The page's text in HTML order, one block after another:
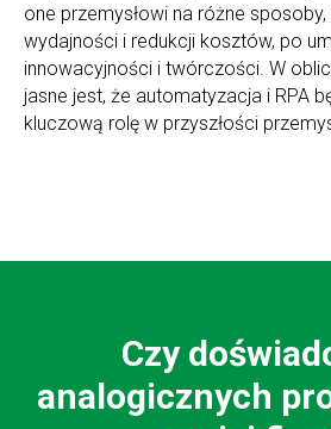
one przemysłowi na różne
wydajności i redukcji kosztów, po
innowacyjności i twórczości. W
jasne jest, że automatyzacja i RPA
kluczową rolę w przyszłości
Czy
analogicznych